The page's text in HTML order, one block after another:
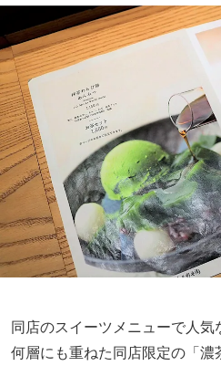
同店のスイーツメニューで人
何層にも重ねた同店限定の「濃